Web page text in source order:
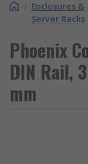
/ Enclosures &
Server Racks
Phoenix
DIN Rail,
mm